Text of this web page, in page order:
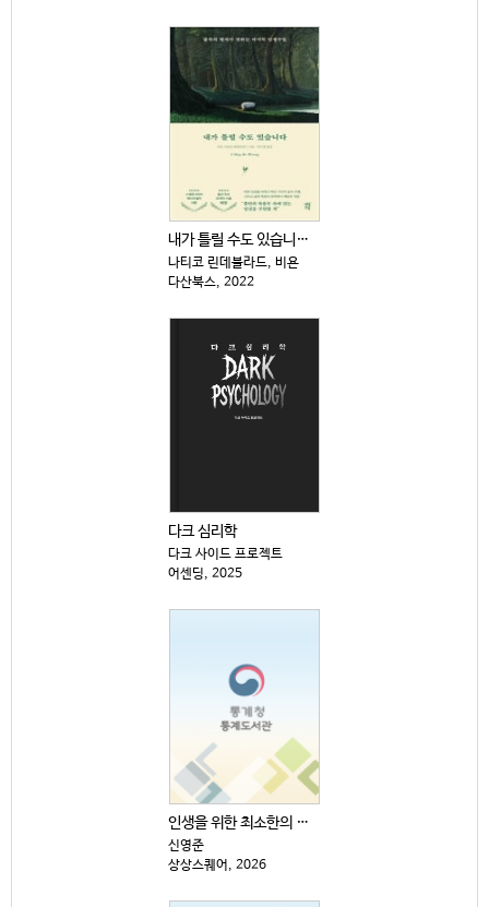
내가 틀릴 수도 있습니다 : 숲속의 현자가 전하는 마지...
나티코 린데블라드, 비욘
다산북스, 2022
다크 심리학
다크 사이드 프로젝트
어센딩, 2025
인생을 위한 최소한의 생각
신영준
상상스퀘어, 2026